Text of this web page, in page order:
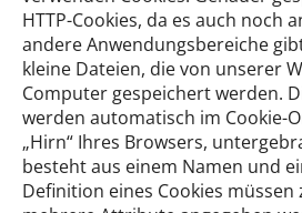
HTTP-Cookies, da es auch noch
andere Anwendungsbereiche
kleine Dateien, die von unserer
Computer gespeichert werden.
werden automatisch im Cookie-
„Hirn“ Ihres Browsers,
besteht aus einem Namen und
Definition eines Cookies